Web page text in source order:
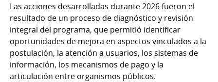
Las acciones desarrolladas durante 2026 fueron el
resultado de un proceso de diagnóstico y revisión
integral del programa, que permitió identificar
oportunidades de mejora en aspectos vinculados a la
postulación, la atención a usuarios, los sistemas de
información, los mecanismos de pago y la
articulación entre organismos públicos.